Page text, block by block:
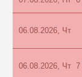
06.08.2026, Чт
06.08.2026, Чт 7